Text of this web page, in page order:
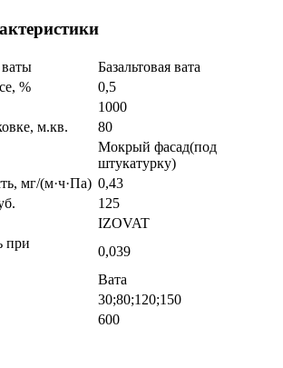
Базальтовая вата
%
0,5
1000
м.кв.
80
Мокрый фасад(под
штукатурку)
мг/(м·ч·Па) 0,43
125
IZOVAT
при
0,039
Вата
30;80;120;150
600